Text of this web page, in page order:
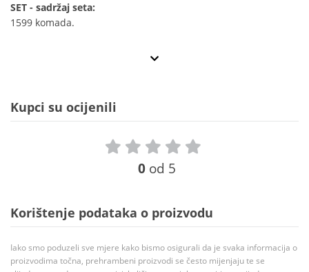
SET - sadržaj seta:
1599 komada.
Kupci su ocijenili
0 od 5
Korištenje podataka o proizvodu
Iako smo poduzeli sve mjere kako bismo osigurali da je svaka informacija o
proizvodima točna, prehrambeni proizvodi se često mijenjaju te se